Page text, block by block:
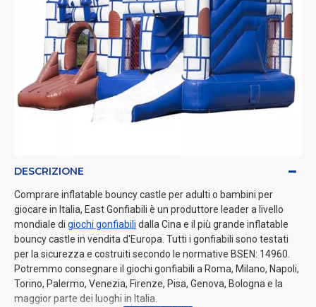
DESCRIZIONE
Comprare inflatable bouncy castle per adulti o bambini per
giocare in Italia, East Gonfiabili è un produttore leader a livello
mondiale di giochi gonfiabili dalla Cina e il più grande inflatable
bouncy castle in vendita d'Europa. Tutti i gonfiabili sono testati
per la sicurezza e costruiti secondo le normative BSEN: 14960.
Potremmo consegnare il giochi gonfiabili a Roma, Milano, Napoli,
Torino, Palermo, Venezia, Firenze, Pisa, Genova, Bologna e la
maggior parte dei luoghi in Italia.